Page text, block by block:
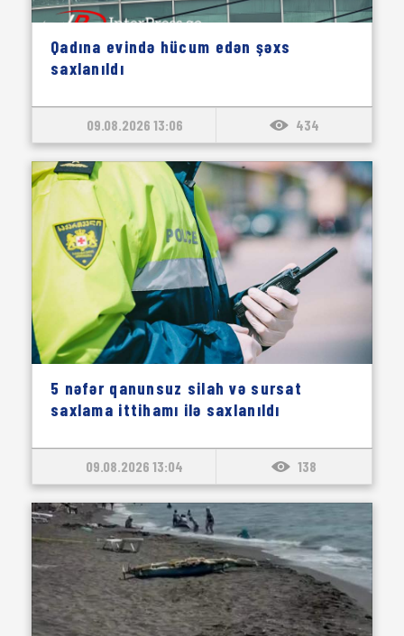
Qadına evində hücum edən şəxs
saxlanıldı
09.08.2026 13:06 434
5 nəfər qanunsuz silah və sursat
saxlama ittihamı ilə saxlanıldı
09.08.2026 13:04 138